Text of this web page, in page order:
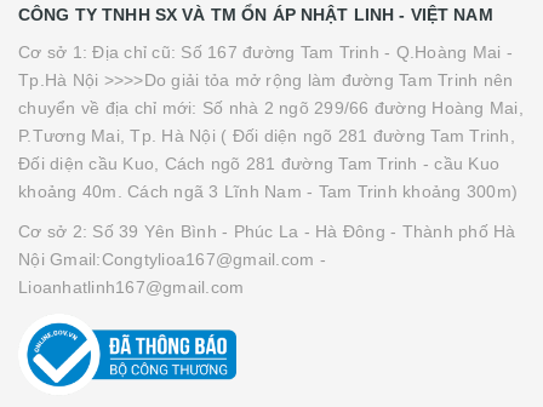
CÔNG TY TNHH SX VÀ TM ỔN ÁP NHẬT LINH - VIỆT NAM
Cơ sở 1: Địa chỉ cũ: Số 167 đường Tam Trinh - Q.Hoàng Mai -
Tp.Hà Nội >>>>Do giải tỏa mở rộng làm đường Tam Trinh nên
chuyển về địa chỉ mới: Số nhà 2 ngõ 299/66 đường Hoàng Mai,
P.Tương Mai, Tp. Hà Nội ( Đối diện ngõ 281 đường Tam Trinh,
Đối diện cầu Kuo, Cách ngõ 281 đường Tam Trinh - cầu Kuo
khoảng 40m. Cách ngã 3 Lĩnh Nam - Tam Trinh khoảng 300m)
Cơ sở 2: Số 39 Yên Bình - Phúc La - Hà Đông - Thành phố Hà
Nội Gmail:Congtylioa167@gmail.com -
Lioanhatlinh167@gmail.com